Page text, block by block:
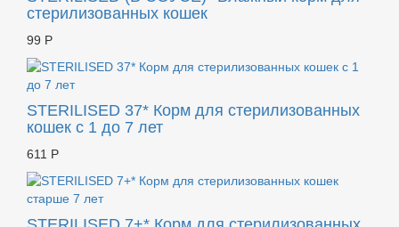
стерилизованных кошек
99 Р
STERILISED 37* Корм для стерилизованных
кошек с 1 до 7 лет
611 Р